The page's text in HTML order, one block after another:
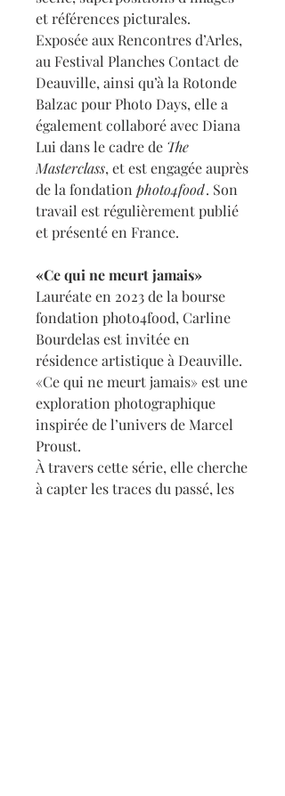
et références picturales.
Exposée aux Rencontres d’Arles,
au Festival Planches Contact de
Deauville, ainsi qu’à la Rotonde
Balzac pour Photo Days, elle a
également collaboré avec Diana
Lui dans le cadre de The
Masterclass, et est engagée auprès
de la fondation photo4food. Son
travail est régulièrement publié
et présenté en France.
«Ce qui ne meurt jamais»​​​​​​​
Lauréate en 2023 de la bourse
fondation photo4food, Carline
Bourdelas est invitée en
résidence artistique à Deauville.
«Ce qui ne meurt jamais» est une
exploration photographique
inspirée de l’univers de Marcel
Proust.
À travers cette série, elle cherche
à capter les traces du passé, les